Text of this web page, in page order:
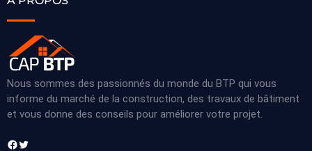
Nous sommes des passionnés du monde du BTP qui vous
informe du marché de la construction, des travaux de bâtiment
et vous donne des conseils pour améliorer votre projet.
Facebook Twitter